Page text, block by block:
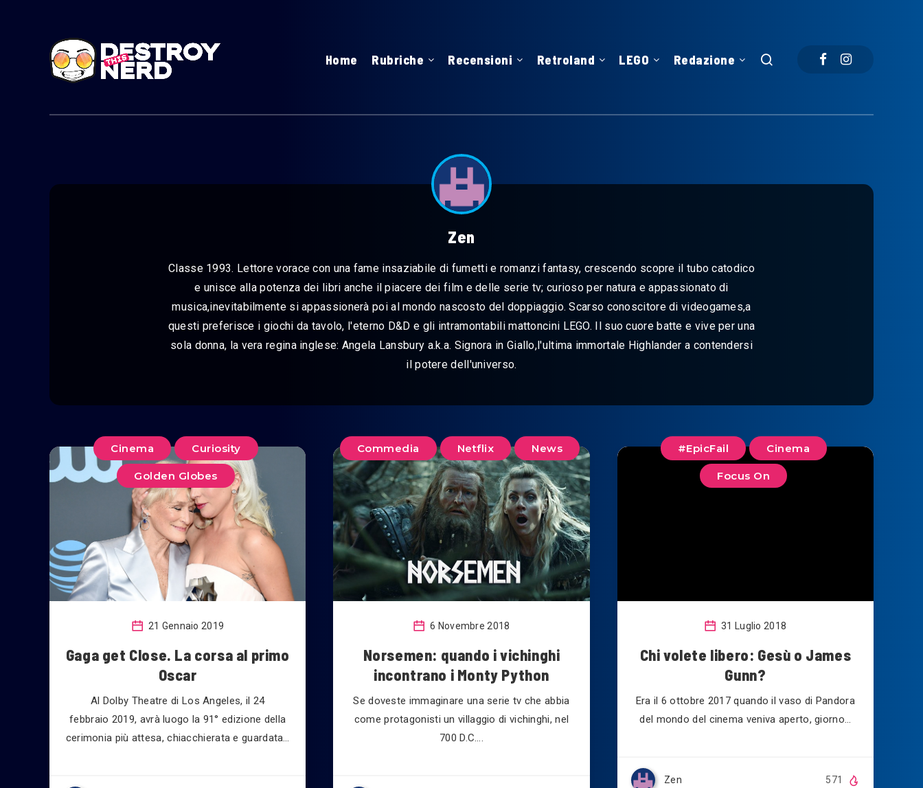
Home Rubriche Recensioni Retroland LEGO Redazione
Zen
Classe 1993. Lettore vorace con una fame insaziabile di fumetti e romanzi fantasy, crescendo scopre il tubo catodico
e unisce alla potenza dei libri anche il piacere dei film e delle serie tv; curioso per natura e appassionato di
musica,inevitabilmente si appassionerà poi al mondo nascosto del doppiaggio. Scarso conoscitore di videogames,a
questi preferisce i giochi da tavolo, l'eterno D&D e gli intramontabili mattoncini LEGO. Il suo cuore batte e vive per una
sola donna, la vera regina inglese: Angela Lansbury a.k.a. Signora in Giallo,l'ultima immortale Highlander a contendersi
il potere dell'universo.
Cinema Curiosity
Golden Globes
21 Gennaio 2019
Gaga get Close. La corsa al primo
Oscar
Al Dolby Theatre di Los Angeles, il 24
febbraio 2019, avrà luogo la 91° edizione della
cerimonia più attesa, chiacchierata e guardata…
Commedia Netflix News
6 Novembre 2018
Norsemen: quando i vichinghi
incontrano i Monty Python
Se doveste immaginare una serie tv che abbia
come protagonisti un villaggio di vichinghi, nel
700 D.C….
#EpicFail Cinema
Focus On
31 Luglio 2018
Chi volete libero: Gesù o James
Gunn?
Era il 6 ottobre 2017 quando il vaso di Pandora
del mondo del cinema veniva aperto, giorno…
Zen 571